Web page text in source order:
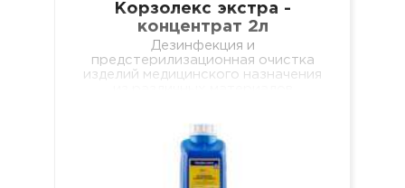
Корзолекс экстра -
концентрат 2л
Дезинфекция и
предстерилизационная очистка
изделий медицинского назначения
хирургические (в т.ч.
микрохирургические),
стоматологические (в т.ч.
эндодонтические и вращающиеся